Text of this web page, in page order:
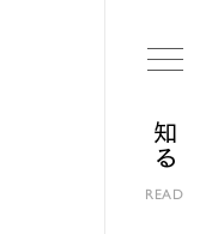
知る
READ